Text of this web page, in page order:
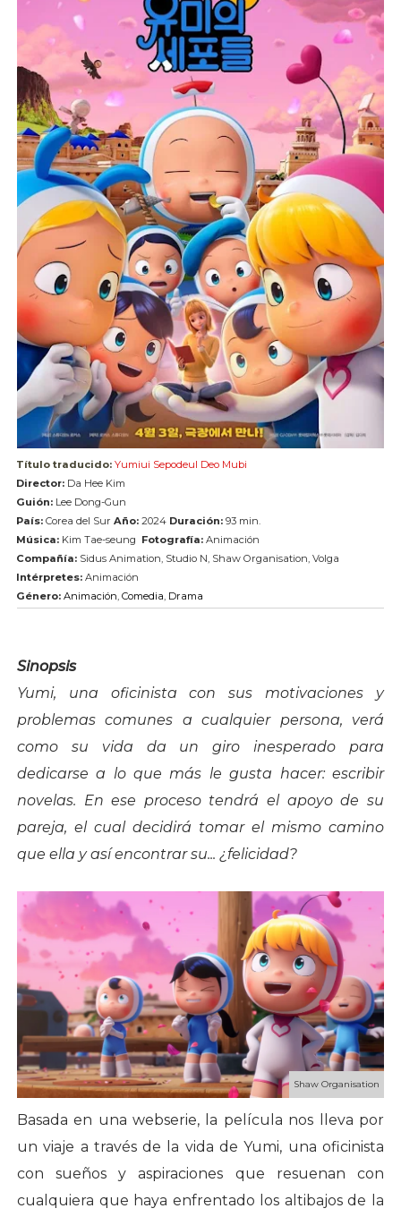
Título traducido: Yumiui Sepodeul Deo Mubi
Director: Da Hee Kim
Guión: Lee Dong-Gun
País: Corea del Sur Año: 2024Duración: 93 min.
Música: Kim Tae-seung Fotografía: Animación
Compañía: Sidus Animation, Studio N, Shaw Organisation, Volga
Intérpretes: Animación
Género: Animación Comedia Drama
Sinopsis
Yumi, una oficinista con sus motivaciones y
problemas comunes a cualquier persona, verá
como su vida da un giro inesperado para
dedicarse a lo que más le gusta hacer: escribir
novelas. En ese proceso tendrá el apoyo de su
pareja, el cual decidirá tomar el mismo camino
que ella y así encontrar su... ¿felicidad?
Shaw Organisation
Basada en una webserie, la película nos lleva por
un viaje a través de la vida de Yumi, una oficinista
con sueños y aspiraciones que resuenan con
cualquiera que haya enfrentado los altibajos de la